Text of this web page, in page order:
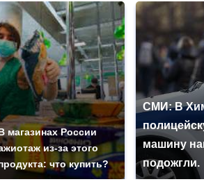
магазинах России
из-за этого
что купить?
СМИ: В
машину
подожгли.